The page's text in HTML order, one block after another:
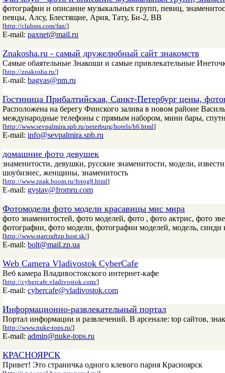
фотографии и описание музыкальных групп, певиц,
певцы, Алсу, Блестящие, Ария, Тату, Би-2, ВВ
[http://clubsss.com/fan/]
E-mail: paxnet@mail.ru
Znakosha.ru - самый дружелюбный сайт знакомств
Самые обаятельные Знакоши и самые привлекательные
[http://znakosha.ru/]
E-mail: bagvas@nm.ru
Гостиница Прибалтийская, Санкт-Петербург цены,
Расположена на берегу Финского залива в новом районе
международные телефоны с прямым набором, мини бары,
[http://www.sevpalmira.spb.ru/peterburg/hotels/h6.html]
E-mail: info@sevpalmira.spb.ru
домашние фото девушек
знаменитости, девушки, русские знаменитости, модели,
шоубизнес, женщины, знаменитость
[http://www.znak.boom.ru/fotog8.html]
E-mail: gystav@fromru.com
Фотомодели фото модели красавицы мис мира
фото знаменитостей, фото моделей, фото , фото актрис, фото
фотографии, фото модели, фотографии моделей, модель,
[http://www.starcraftzp.host.sk/]
E-mail: bolt@mail.zp.ua
Web Camera Vladivostok CyberCafe
Веб камера Владивостокского интернет-кафе
[http://cybercafe.vladivostok.com/]
E-mail: cybercafe@vladivostok.com
Информационно-развлекательный портал
Портал информации и развлечений. В арсенале: top сайтов,
[http://www.nuke-tops.ru/]
E-mail: admin@nuke-tops.ru
КРАСНОЯРСК
Привет! Это страничка одного клевого парня Красноярск